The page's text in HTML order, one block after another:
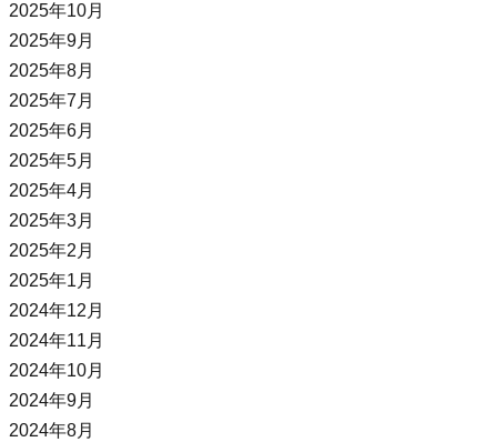
2025年10月
2025年9月
2025年8月
2025年7月
2025年6月
2025年5月
2025年4月
2025年3月
2025年2月
2025年1月
2024年12月
2024年11月
2024年10月
2024年9月
2024年8月